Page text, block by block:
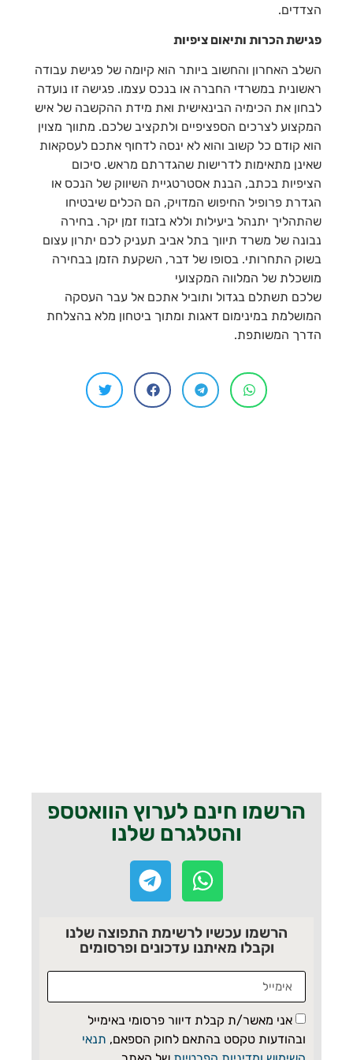
הצדדים.
פגישת הכרות ותיאום ציפיות
השלב האחרון והחשוב ביותר הוא קיומה של פגישת עבודה
ראשונית במשרדי החברה או בנכס עצמו. פגישה זו נועדה
לבחון את הכימיה הבינאישית ואת מידת ההקשבה של איש
המקצוע לצרכים הספציפיים ולתקציב שלכם. מתווך מצוין
הוא קודם כל קשוב והוא לא ינסה לדחוף אתכם לעסקאות
שאינן מתאימות לדרישות שהגדרתם מראש. סיכום
הציפיות בכתב, הבנת אסטרטגיית השיווק של הנכס או
הגדרת פרופיל החיפוש המדויק, הם הכלים שיבטיחו
שהתהליך יתנהל ביעילות וללא בזבוז זמן יקר. בחירה
נבונה של משרד תיווך בתל אביב תעניק לכם יתרון עצום
בשוק התחרותי. בסופו של דבר, השקעת הזמן בבחירה
מושכלת של המלווה המקצועי
שלכם תשתלם בגדול ותוביל אתכם אל עבר העסקה
המושלמת במינימום דאגות ומתוך ביטחון מלא בהצלחת
הדרך המשותפת.
הרשמו חינם לערוץ הוואטספ
והטלגרם שלנו
הרשמו עכשיו לרשימת התפוצה שלנו
וקבלו מאיתנו עדכונים ופרסומים
אני מאשר/ת קבלת דיוור פרסומי באימייל
ובהודעות טקסט בהתאם לחוק הספאם, תנאי